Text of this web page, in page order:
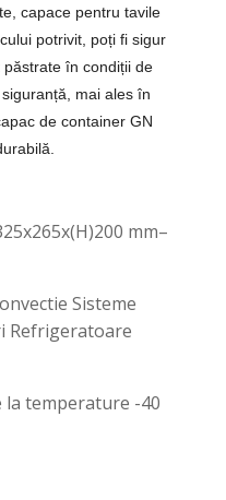
capace pentru tavile
potrivit, poți fi sigur
în condiții de
mai ales în
de container GN
mm–
Sisteme
Refrigeratoare
temperature -40